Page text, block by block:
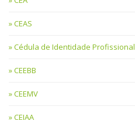
CEAS
Cédula de Identidade Profissional
CEEBB
CEEMV
CEIAA